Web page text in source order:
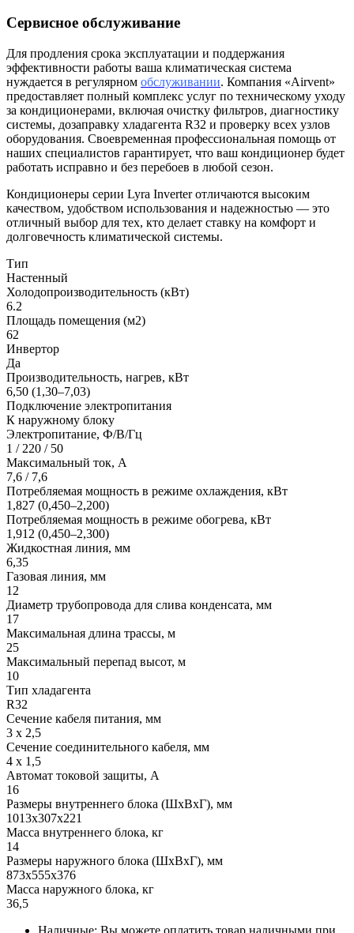
Сервисное обслуживание
Для продления срока эксплуатации и поддержания
эффективности работы ваша климатическая система
нуждается в регулярном обслуживании. Компания «Airvent»
предоставляет полный комплекс услуг по техническому уходу
за кондиционерами, включая очистку фильтров, диагностику
системы, дозаправку хладагента R32 и проверку всех узлов
оборудования. Своевременная профессиональная помощь от
наших специалистов гарантирует, что ваш кондиционер будет
работать исправно и без перебоев в любой сезон.
Кондиционеры серии Lyra Inverter отличаются высоким
качеством, удобством использования и надежностью — это
отличный выбор для тех, кто делает ставку на комфорт и
долговечность климатической системы.
Тип
Настенный
Холодопроизводительность (кВт)
6.2
Площадь помещения (м2)
62
Инвертор
Да
Производительность, нагрев, кВт
6,50 (1,30–7,03)
Подключение электропитания
К наружному блоку
Электропитание, Ф/В/Гц
1 / 220 / 50
Максимальный ток, А
7,6 / 7,6
Потребляемая мощность в режиме охлаждения, кВт
1,827 (0,450–2,200)
Потребляемая мощность в режиме обогрева, кВт
1,912 (0,450–2,300)
Жидкостная линия, мм
6,35
Газовая линия, мм
12
Диаметр трубопровода для слива конденсата, мм
17
Максимальная длина трассы, м
25
Максимальный перепад высот, м
10
Тип хладагента
R32
Сечение кабеля питания, мм
3 х 2,5
Сечение соединительного кабеля, мм
4 х 1,5
Автомат токовой защиты, A
16
Размеры внутреннего блока (ШхВхГ), мм
1013x307x221
Масса внутреннего блока, кг
14
Размеры наружного блока (ШхВхГ), мм
873x555x376
Масса наружного блока, кг
36,5
Наличные: Вы можете оплатить товар наличными при